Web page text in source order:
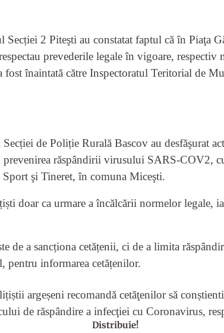
2 Piteşti au constatat faptul că în Piaţa
prevederile legale în vigoare, respectiv
înaintată către Inspectoratul Teritorial de
de Poliție Rurală Bascov au desfăşurat
prevenirea răspândirii virusului SARS-COV2,
Sport şi Tineret, în comuna Miceşti.
doar ca urmare a încălcării normelor legale,
de a sancționa cetățenii, ci de a limita
pentru informarea cetățenilor.
argeșeni recomandă cetăţenilor să
de răspândire a infecţiei cu Coronavirus,
Distribuie!